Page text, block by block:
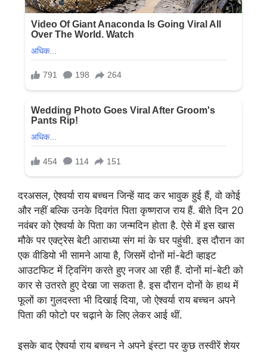
दरअसल, ऐश्वर्या राय बच्चन जिन्हें याद कर भावुक हुई हैं, वो कोई
और नहीं बल्कि उनके दिवगंत पिता कृष्णराज राय हैं. बीते दिन 20
नवंबर को ऐश्वर्या के पिता का जन्मदिन होता है. ऐसे में इस खास
मौके पर एक्ट्रेस बेटी आराध्या संग मां के घर पहुंची. इस दौरान का
एक वीडियो भी सामने आया है, जिसमें दोनों मां-बेटी व्हाइट
आउटफिट में ट्विनिंग करते हुए नजर आ रही हैं. दोनों मां-बेटी को
कार से उतरते हुए देखा जा सकता है. इस दौरान दोनों के हाथ में
फूलों का गुलदस्ता भी दिखाई दिया, जो ऐश्वर्या राय बच्चन अपने
पिता की फोटो पर चढ़ाने के लिए लेकर आई थीं.
इसके बाद ऐश्वर्या राय बच्चन ने अपने इंस्टा पर कुछ तस्वीरें शेयर